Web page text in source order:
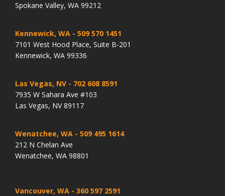
Spokane Valley, WA 99212
Kennewick, WA - 509 570 1451
7101 West Hood Place, Suite B-201
Kennewick, WA 99336
Las Vegas, NV - 702 608 8591
7935 W Sahara Ave #103
Las Vegas, NV 89117
Wenatchee, WA - 509 495 1614
212 N Chelan Ave
Wenatchee, WA 98801
Vancouver, WA - 360 597 2591